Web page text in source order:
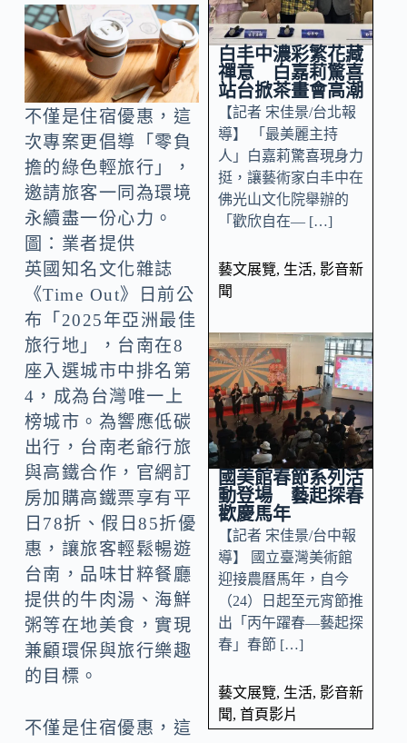
不僅是住宿優惠，這
次專案更倡導「零負
擔的綠色輕旅行」，
邀請旅客一同為環境
永續盡一份心力。
圖：業者提供
英國知名文化雜誌
《Time Out》日前公
布「2025年亞洲最佳
旅行地」，台南在8
座入選城市中排名第
4，成為台灣唯一上
榜城市。為響應低碳
出行，台南老爺行旅
與高鐵合作，官網訂
房加購高鐵票享有平
日78折、假日85折優
惠，讓旅客輕鬆暢遊
台南，品味甘粹餐廳
提供的牛肉湯、海鮮
粥等在地美食，實現
兼顧環保與旅行樂趣
的目標。
不僅是住宿優惠，這
白丰中濃彩繁花藏
禪意 白嘉莉驚喜
站台掀茶畫會高潮
【記者 宋佳景/台北報
導】 「最美麗主持
人」白嘉莉驚喜現身力
挺，讓藝術家白丰中在
佛光山文化院舉辦的
「歡欣自在— […]
藝文展覽, 生活, 影音新
聞
國美館春節系列活
動登場 藝起探春
歡慶馬年
【記者 宋佳景/台中報
導】 國立臺灣美術館
迎接農曆馬年，自今
（24）日起至元宵節推
出「丙午躍春—藝起探
春」春節 […]
藝文展覽, 生活, 影音新
聞, 首頁影片